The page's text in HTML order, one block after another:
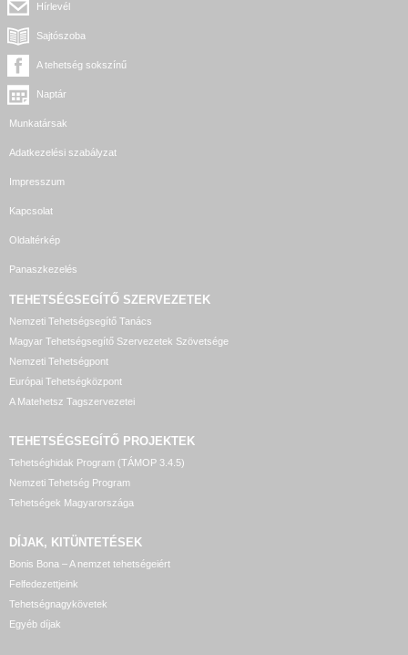
Hírlevél
Sajtószoba
A tehetség sokszínű
Naptár
Munkatársak
Adatkezelési szabályzat
Impresszum
Kapcsolat
Oldaltérkép
Panaszkezelés
TEHETSÉGSEGÍTŐ SZERVEZETEK
Nemzeti Tehetségsegítő Tanács
Magyar Tehetségsegítő Szervezetek Szövetsége
Nemzeti Tehetségpont
Európai Tehetségközpont
A Matehetsz Tagszervezetei
TEHETSÉGSEGÍTŐ PROJEKTEK
Tehetséghidak Program (TÁMOP 3.4.5)
Nemzeti Tehetség Program
Tehetségek Magyarországa
DÍJAK, KITÜNTETÉSEK
Bonis Bona – A nemzet tehetségeiért
Felfedezettjeink
Tehetségnagykövetek
Egyéb díjak